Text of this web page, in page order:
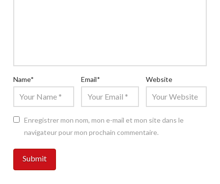
Name* Email* Website
Enregistrer mon nom, mon e-mail et mon site dans le
navigateur pour mon prochain commentaire.